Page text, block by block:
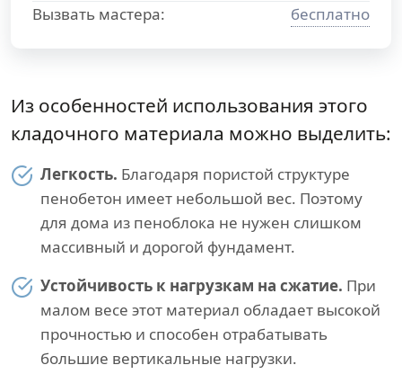
Вызвать мастера:
бесплатно
Из особенностей использования этого
кладочного материала можно выделить:
Легкость. Благодаря пористой структуре
пенобетон имеет небольшой вес. Поэтому
для дома из пеноблока не нужен слишком
массивный и дорогой фундамент.
Устойчивость к нагрузкам на сжатие. При
малом весе этот материал обладает высокой
прочностью и способен отрабатывать
большие вертикальные нагрузки.